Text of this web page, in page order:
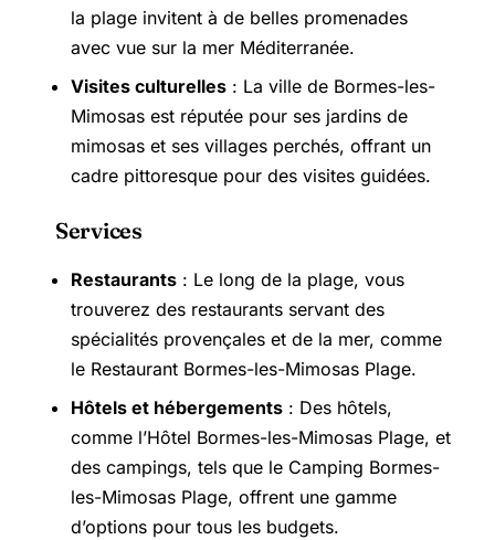
la plage invitent à de belles promenades
avec vue sur la mer Méditerranée.
Visites culturelles : La ville de Bormes-les-
Mimosas est réputée pour ses jardins de
mimosas et ses villages perchés, offrant un
cadre pittoresque pour des visites guidées.
Services
Restaurants : Le long de la plage, vous
trouverez des restaurants servant des
spécialités provençales et de la mer, comme
le Restaurant Bormes-les-Mimosas Plage.
Hôtels et hébergements : Des hôtels,
comme l’Hôtel Bormes-les-Mimosas Plage, et
des campings, tels que le Camping Bormes-
les-Mimosas Plage, offrent une gamme
d’options pour tous les budgets.